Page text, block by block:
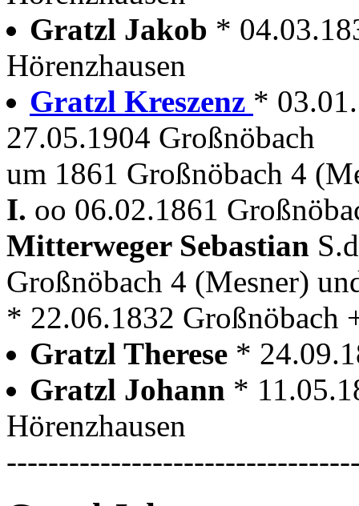
Gratzl Jakob *
Hörenzhausen
Gratzl Kreszenz *
27.05.1904 Großnöbach
um 1861 Großnöbach 4
I. oo 06.02.1861
Mitterweger Sebastian
Großnöbach 4 (Mesner)
* 22.06.1832 Großnöbach
Gratzl Therese *
Gratzl Johann *
Hörenzhausen